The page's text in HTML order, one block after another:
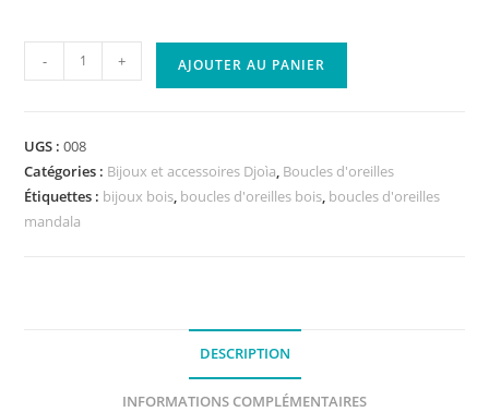
quantité
de
en
bois,
Canopus
- + AJOUTER AU PANIER
UGS :008
Catégories : Bijoux et accessoires Djoìa, Boucles d'oreilles
Étiquettes : bijoux bois, boucles d'oreilles bois, boucles d'oreilles
mandala
DESCRIPTION
INFORMATIONS COMPLÉMENTAIRES